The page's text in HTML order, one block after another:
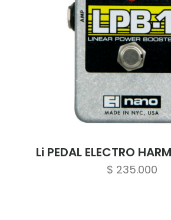
Li PEDAL ELECTRO
$ 235.000